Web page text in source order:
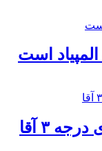
است
۳ آقا